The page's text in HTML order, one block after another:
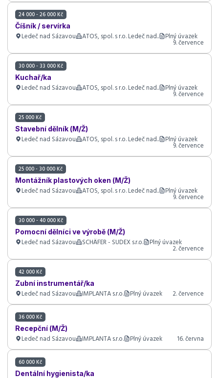
24 000 - 26 000 Kč
Číšník / servírka
Ledeč nad Sázavou ATOS, spol. s r.o. Ledeč nad.. Plný úvazek
9. července
30 000 - 33 000 Kč
Kuchař/ka
Ledeč nad Sázavou ATOS, spol. s r.o. Ledeč nad.. Plný úvazek
9. července
25 000 Kč
Stavební dělník (M/Ž)
Ledeč nad Sázavou ATOS, spol. s r.o. Ledeč nad.. Plný úvazek
9. července
25 000 - 30 000 Kč
Montážník plastových oken (M/Ž)
Ledeč nad Sázavou ATOS, spol. s r.o. Ledeč nad.. Plný úvazek
9. července
30 000 - 40 000 Kč
Pomocní dělníci ve výrobě (M/Ž)
Ledeč nad Sázavou SCHÄFER - SUDEX s.r.o. Plný úvazek
2. července
42 000 Kč
Zubní instrumentář/ka
Ledeč nad Sázavou IMPLANTA s.r.o. Plný úvazek 2. července
36 000 Kč
Recepční (M/Ž)
Ledeč nad Sázavou IMPLANTA s.r.o. Plný úvazek 16. června
60 000 Kč
Dentální hygienista/ka